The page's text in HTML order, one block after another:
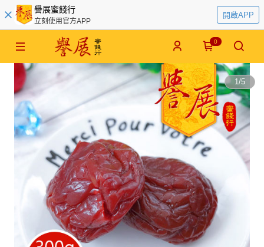
譽展蜜餞行
立刻使用官方APP
開啟APP
0
1/5